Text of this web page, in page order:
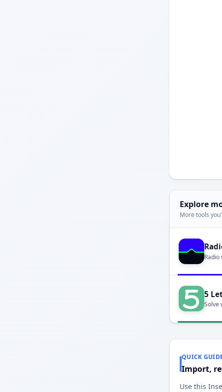
Explore
More tools
5
Solve
QUICK
Import,
Use this